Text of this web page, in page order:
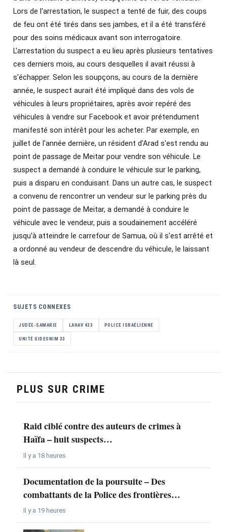
Lors de l'arrestation, le suspect a tenté de fuir, des coups
de feu ont été tirés dans ses jambes, et il a été transféré
pour des soins médicaux avant son interrogatoire.
L'arrestation du suspect a eu lieu après plusieurs tentatives
ces derniers mois, au cours desquelles il avait réussi à
s'échapper. Selon les soupçons, au cours de la dernière
année, le suspect aurait été impliqué dans des vols de
véhicules à leurs propriétaires, après avoir repéré des
véhicules à vendre sur Facebook et avoir prétendument
manifesté son intérêt pour les acheter. Par exemple, en
juillet de l'année dernière, un résident d'Arad s'est rendu au
point de passage de Meitar pour vendre son véhicule. Le
suspect a demandé à conduire le véhicule sur le parking,
puis a disparu en conduisant. Dans un autre cas, le suspect
a convenu de rencontrer un vendeur sur le parking près du
point de passage de Meitar, a demandé à conduire le
véhicule avec le vendeur, puis a soudainement accéléré
jusqu'à atteindre le carrefour de Samua, où il s'est arrêté et
a ordonné au vendeur de descendre du véhicule, le laissant
là seul.
SUJETS CONNEXES
JUDÉE-SAMARIE LAHAV 433 POLICE ISRAÉLIENNE
UNITÉ GIDEONIM 33
PLUS SUR CRIME
Raid ciblé contre des auteurs de crimes à
Haïfa – huit suspects…
Il y a 18 heures
Documentation de la poursuite – Des
combattants de la Police des frontières…
Il y a 19 heures